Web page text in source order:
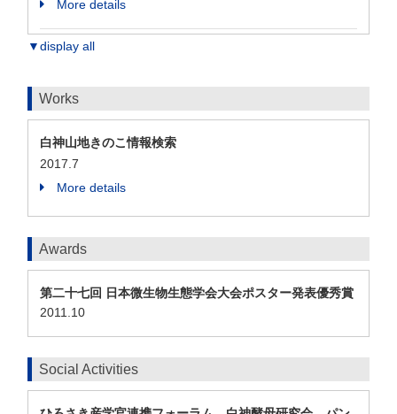
More details
▼display all
Works
白神山地きのこ情報検索
2017.7
More details
Awards
第二十七回 日本微生物生態学会大会ポスター発表優秀賞
2011.10
Social Activities